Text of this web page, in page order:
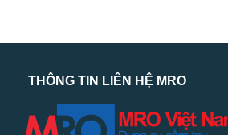
THÔNG TIN LIÊN HỆ MRO